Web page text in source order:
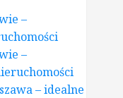
–
–
– idealne